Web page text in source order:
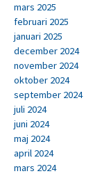
mars 2025
februari 2025
januari 2025
december 2024
november 2024
oktober 2024
september 2024
juli 2024
juni 2024
maj 2024
april 2024
mars 2024